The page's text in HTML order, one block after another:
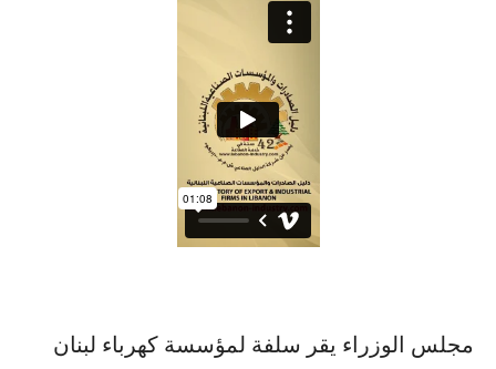
مجلس الوزراء يقر سلفة لمؤسسة كهرباء لبنان